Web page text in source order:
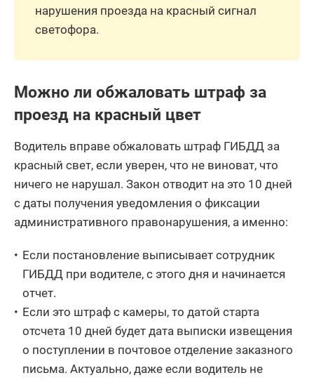
нарушения проезда на красный сигнал
светофора.
Можно ли обжаловать штраф за
проезд на красный цвет
Водитель вправе обжаловать штраф ГИБДД за
красный свет, если уверен, что не виноват, что
ничего не нарушал. Закон отводит на это 10 дней
с даты получения уведомления о фиксации
административного правонарушения, а именно:
Если постановление выписывает сотрудник
ГИБДД при водителе, с этого дня и начинается
отчет.
Если это штраф с камеры, то датой старта
отсчета 10 дней будет дата выписки извещения
о поступлении в почтовое отделение заказного
письма. Актуально, даже если водитель не